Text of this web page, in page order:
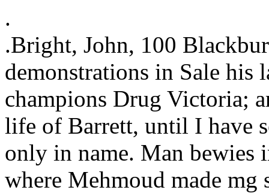
.
.Bright, John, 100
demonstrations in Sale his
champions Drug Victoria;
life of Barrett, until I have
only in name. Man bewies
where Mehmoud made mg